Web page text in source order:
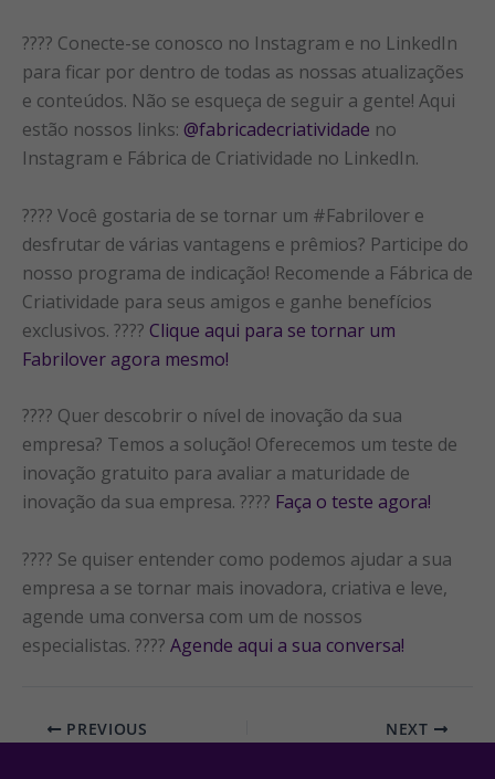
???? Conecte-se conosco no Instagram e no LinkedIn
para ficar por dentro de todas as nossas atualizações
e conteúdos. Não se esqueça de seguir a gente! Aqui
estão nossos links: @fabricadecriatividade no
Instagram e Fábrica de Criatividade no LinkedIn.
???? Você gostaria de se tornar um #Fabrilover e
desfrutar de várias vantagens e prêmios? Participe do
nosso programa de indicação! Recomende a Fábrica de
Criatividade para seus amigos e ganhe benefícios
exclusivos. ???? Clique aqui para se tornar um
Fabrilover agora mesmo!
???? Quer descobrir o nível de inovação da sua
empresa? Temos a solução! Oferecemos um teste de
inovação gratuito para avaliar a maturidade de
inovação da sua empresa. ???? Faça o teste agora!
???? Se quiser entender como podemos ajudar a sua
empresa a se tornar mais inovadora, criativa e leve,
agende uma conversa com um de nossos
especialistas. ???? Agende aqui a sua conversa!
PREVIOUS NEXT